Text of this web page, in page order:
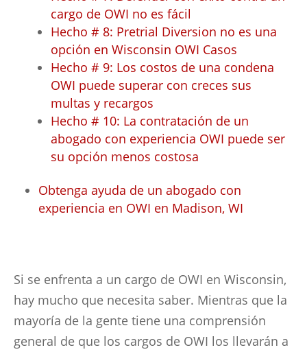
cargo de OWI no es fácil
Hecho # 8: Pretrial Diversion no es una
opción en Wisconsin OWI Casos
Hecho # 9: Los costos de una condena
OWI puede superar con creces sus
multas y recargos
Hecho # 10: La contratación de un
abogado con experiencia OWI puede ser
su opción menos costosa
Obtenga ayuda de un abogado con
experiencia en OWI en Madison, WI
Si se enfrenta a un cargo de OWI en Wisconsin,
hay mucho que necesita saber. Mientras que la
mayoría de la gente tiene una comprensión
general de que los cargos de OWI los llevarán a